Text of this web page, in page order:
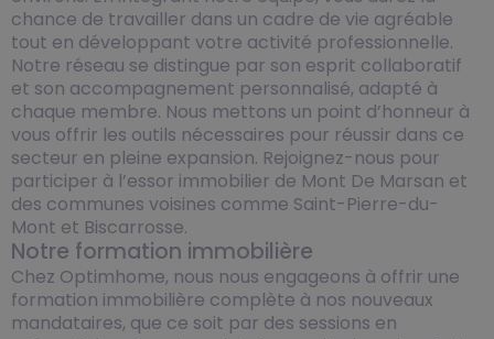
chance de travailler dans un cadre de vie agréable
tout en développant votre activité professionnelle.
Notre réseau se distingue par son esprit collaboratif
et son accompagnement personnalisé, adapté à
chaque membre. Nous mettons un point d’honneur à
vous offrir les outils nécessaires pour réussir dans ce
secteur en pleine expansion. Rejoignez-nous pour
participer à l’essor immobilier de Mont De Marsan et
des communes voisines comme Saint-Pierre-du-
Mont et Biscarrosse.
Notre formation immobilière
Chez Optimhome, nous nous engageons à offrir une
formation immobilière complète à nos nouveaux
mandataires, que ce soit par des sessions en